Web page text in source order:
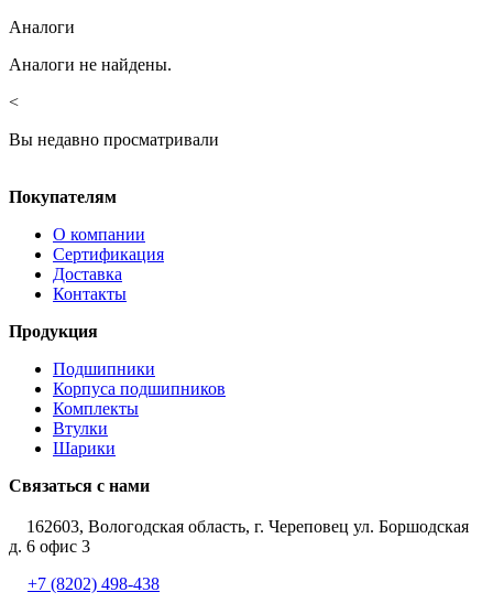
Аналоги
Аналоги не найдены.
<
Вы недавно просматривали
Покупателям
О компании
Сертификация
Доставка
Контакты
Продукция
Подшипники
Корпуса подшипников
Комплекты
Втулки
Шарики
Связаться с нами
162603, Вологодская область, г. Череповец ул. Боршодская
д. 6 офис 3
+7 (8202) 498-438